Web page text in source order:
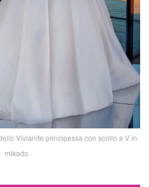
Vivianite principessa con scollo a V in
mikado